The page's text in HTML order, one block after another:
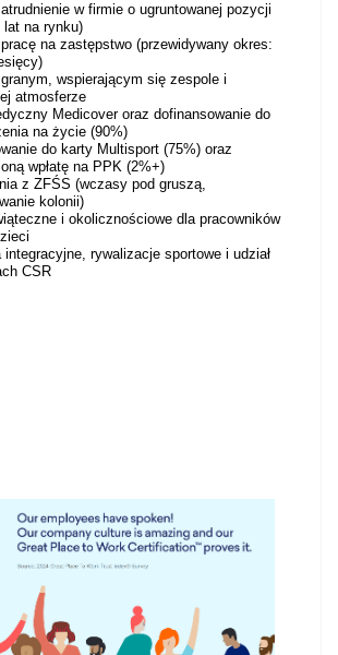
w firmie o ugruntowanej pozycji
lat na rynku)
na zastępstwo (przewidywany okres:
wspierającym się zespole i
atmosferze
Medicover oraz dofinansowanie do
na życie (90%)
do karty Multisport (75%) oraz
wpłatę na PPK (2%+)
z ZFŚS (wczasy pod gruszą,
kolonii)
i okolicznościowe dla pracowników
integracyjne, rywalizacje sportowe i udział
CSR